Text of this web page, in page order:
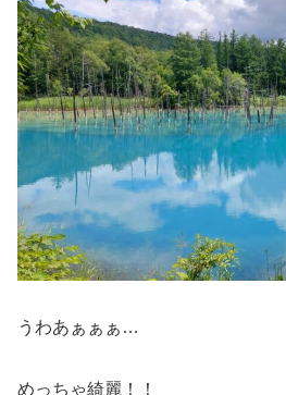
うわあぁぁぁ…
めっちゃ綺麗！！